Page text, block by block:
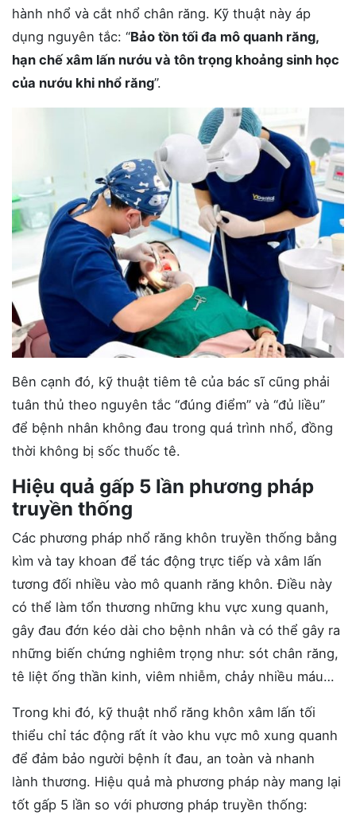
hành nhổ và cắt nhổ chân răng. Kỹ thuật này áp
dụng nguyên tắc: “Bảo tồn tối đa mô quanh răng,
hạn chế xâm lấn nướu và tôn trọng khoảng sinh học
của nướu khi nhổ răng”.
Bên cạnh đó, kỹ thuật tiêm tê của bác sĩ cũng phải
tuân thủ theo nguyên tắc “đúng điểm” và “đủ liều”
để bệnh nhân không đau trong quá trình nhổ, đồng
thời không bị sốc thuốc tê.
Hiệu quả gấp 5 lần phương pháp
truyền thống
Các phương pháp nhổ răng khôn truyền thống bằng
kìm và tay khoan để tác động trực tiếp và xâm lấn
tương đối nhiều vào mô quanh răng khôn. Điều này
có thể làm tổn thương những khu vực xung quanh,
gây đau đớn kéo dài cho bệnh nhân và có thể gây ra
những biến chứng nghiêm trọng như: sót chân răng,
tê liệt ống thần kinh, viêm nhiễm, chảy nhiều máu…
Trong khi đó, kỹ thuật nhổ răng khôn xâm lấn tối
thiểu chỉ tác động rất ít vào khu vực mô xung quanh
để đảm bảo người bệnh ít đau, an toàn và nhanh
lành thương. Hiệu quả mà phương pháp này mang lại
tốt gấp 5 lần so với phương pháp truyền thống: